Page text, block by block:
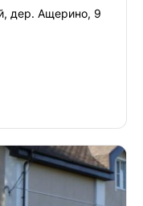
дер. Ащерино, 9